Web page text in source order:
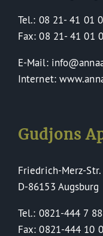
Tel.: 08 21- 41 01
Fax: 08 21- 41 01
E-Mail:
Internet:
Gudjons
Friedrich-Merz-Str.
D-86153 Augsburg
Tel.: 0821-444 7
Fax: 0821-444 10